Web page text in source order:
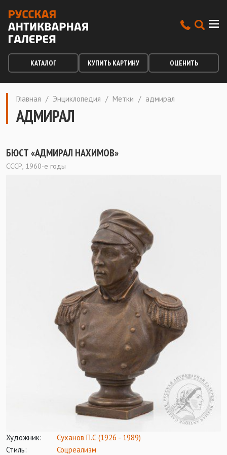
КАТАЛОГ КУПИТЬ КАРТИНУ ОЦЕНИТЬ
Главная / Энциклопедия / Метки / адмирал
АДМИРАЛ
БЮСТ «АДМИРАЛ НАХИМОВ»
СССР, 1960-е годы
Художник:
Суханов П.С (1926 - 1989)
Стиль:
Соцреализм